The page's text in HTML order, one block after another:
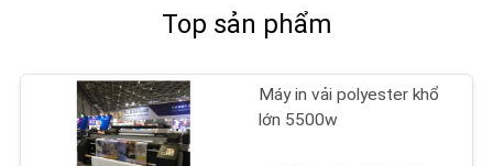
Top sản phẩm
Máy in vải polyester khổ
lớn 5500w